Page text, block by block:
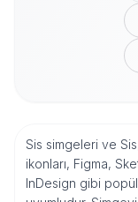
Sis simgeleri ve
ikonları, Figma,
InDesign gibi